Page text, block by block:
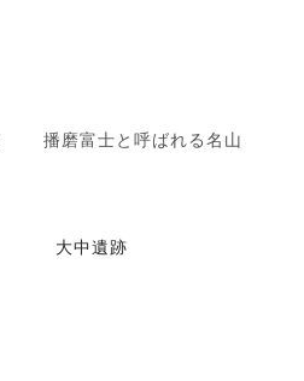
播磨富士と呼ばれる名山
大中遺跡